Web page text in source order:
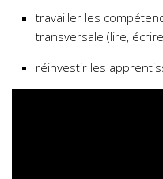
travailler les
transversale (lire,
réinvestir les